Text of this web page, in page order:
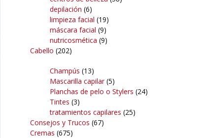
depilación (6)
limpieza facial (19)
máscara facial (9)
nutricosmética (9)
Cabello (202)
Champús (13)
Mascarilla capilar(5)
Planchas de pelo o Stylers (24)
Tintes (3)
tratamientos capilares (25)
Consejos y Trucos (67)
Cremas (675)